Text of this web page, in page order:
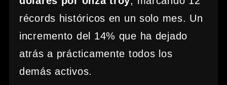
récords históricos en un solo mes. Un
incremento del 14% que ha dejado
atrás a prácticamente todos los
demás activos.